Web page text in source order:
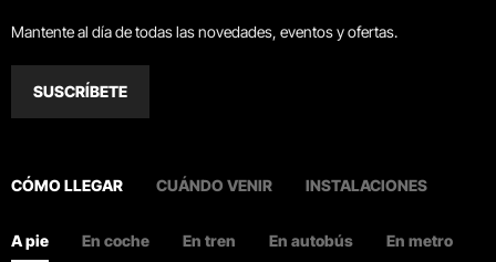
Mantente al día de todas las novedades, eventos y ofertas.
SUSCRÍBETE
CÓMO LLEGAR CUÁNDO VENIR INSTALACIONES
A pie En coche En tren En autobús En metro